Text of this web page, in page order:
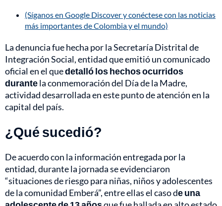
(Síganos en Google Discover y conéctese con las noticias
más importantes de Colombia y el mundo)
La denuncia fue hecha por la Secretaría Distrital de
Integración Social, entidad que emitió un comunicado
oficial en el quedetalló los hechos ocurridos
durantela conmemoración del Día de la Madre,
actividad desarrollada en este punto de atención en la
capital del país.
¿Qué sucedió?
De acuerdo con la información entregada por la
entidad, durante la jornada se evidenciaron
“situaciones de riesgo para niñas, niños y adolescentes
de la comunidad Emberá”, entre ellas el caso de una